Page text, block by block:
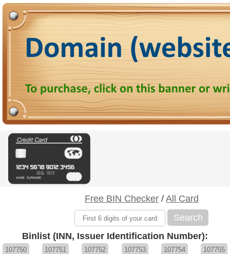
Free BIN Checker / All Card
Search
Binlist (INN, Issuer Identification Number):
107750 107751 107752 107753 107754 107755